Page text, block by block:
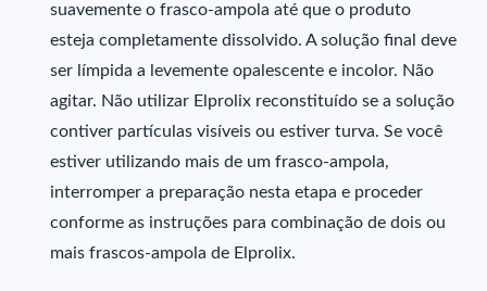
suavemente o frasco-ampola até que o produto
esteja completamente dissolvido. A solução final deve
ser límpida a levemente opalescente e incolor. Não
agitar. Não utilizar Elprolix reconstituído se a solução
contiver partículas visíveis ou estiver turva. Se você
estiver utilizando mais de um frasco-ampola,
interromper a preparação nesta etapa e proceder
conforme as instruções para combinação de dois ou
mais frascos-ampola de Elprolix.